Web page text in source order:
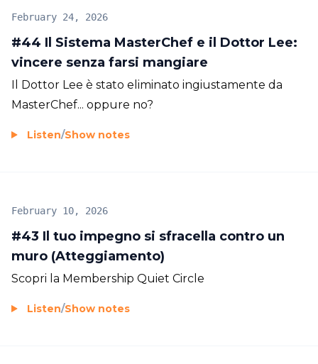
#44 Il Sistema MasterChef e il Dottor Lee:
vincere senza farsi mangiare
February 24, 2026
Il Dottor Lee è stato eliminato ingiustamente da
MasterChef... oppure no?
Listen/Show notes
#43 Il tuo impegno si sfracella contro un
muro (Atteggiamento)
February 10, 2026
Scopri la Membership Quiet Circle
Listen/Show notes